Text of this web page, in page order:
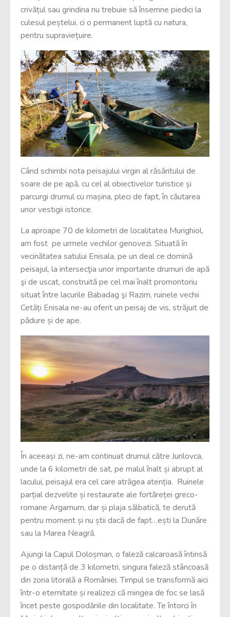
crivățul sau grindina nu trebuie să însemne piedici la
culesul peștelui, ci o permanent luptă cu natura,
pentru supraviețuire.
Când schimbi nota peisajului virgin al răsăritului de
soare de pe apă, cu cel al obiectivelor turistice și
parcurgi drumul cu mașina, pleci de fapt, în căutarea
unor vestigii istorice.
La aproape 70 de kilometri de localitatea Murighiol,
am fost pe urmele vechilor genovezi. Situată în
vecinătatea satului Enisala, pe un deal ce domină
peisajul, la intersecţia unor importante drumuri de apă
şi de uscat, construită pe cel mai înalt promontoriu
situat între lacurile Babadag şi Razim, ruinele vechii
Cetăți Enisala ne-au oferit un peisaj de vis, străjuit de
pădure și de ape.
În aceeași zi, ne-am continuat drumul către Jurilovca,
unde la 6 kilometri de sat, pe malul înalt și abrupt al
lacului, peisajul era cel care atrăgea atenția. Ruinele
parțial dezvelite și restaurate ale fortăreței greco-
romane Argamum, dar și plaja sălbatică, te derută
pentru moment și nu știi dacă de fapt…ești la Dunăre
sau la Marea Neagră.
Ajungi la Capul Doloșman, o faleză calcaroasă întinsă
pe o distanță de 3 kilometri, singura faleză stâncoasă
din zona litorală a României. Timpul se transformă aici
într-o eternitate și realizezi că mingea de foc se lasă
încet peste gospodăriile din localitate. Te întorci în